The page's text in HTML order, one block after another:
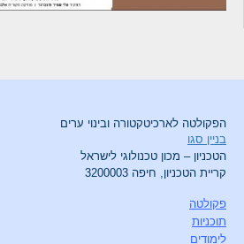
הפקולטה לארכיטקטורה ובינוי ערים
בניין סגו
הטכניון – מכון טכנולוגי לישראל
קריית הטכניון, חיפה 3200003
פקולטה
תוכניות
לימודים